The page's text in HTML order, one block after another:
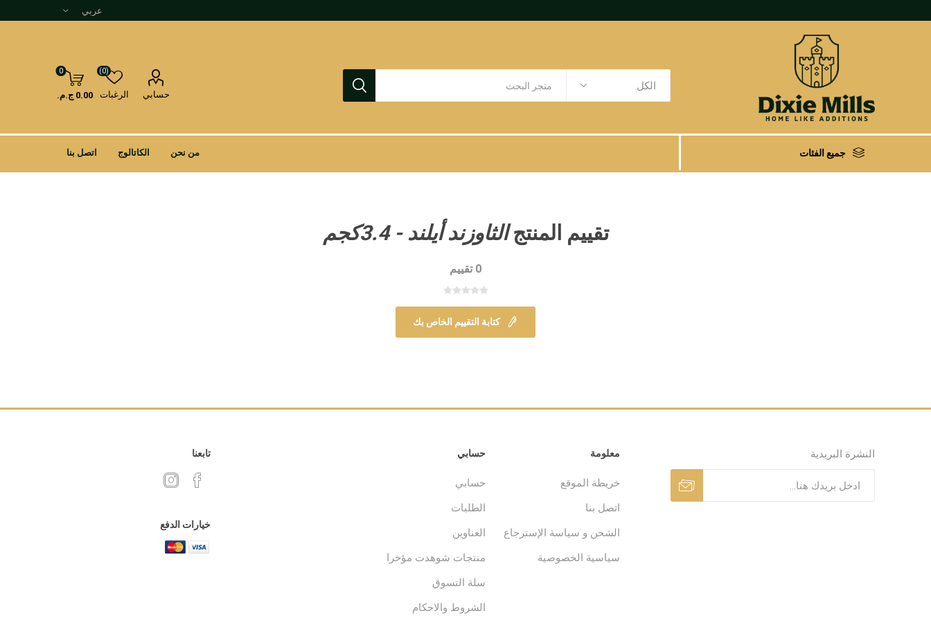
حسابي الرغبات
(0)
0
0.00 ج.م.
جميع الفئات من نحن الكاتالوج اتصل بنا
تقييم المنتجالثاوزند أيلند - 3.4كجم
0 تقييم
كتابة التقييم الخاص بك
النشرة البريدية معلومة
خريطة الموقع
اتصل بنا
الشحن و سياسة الإسترجاع
سياسية الخصوصية
حسابي
حسابي
الطلبات
العناوين
منتجات شوهدت مؤخرا
سلة التسوق
الشروط والاحكام
تابعنا
خيارات الدفع